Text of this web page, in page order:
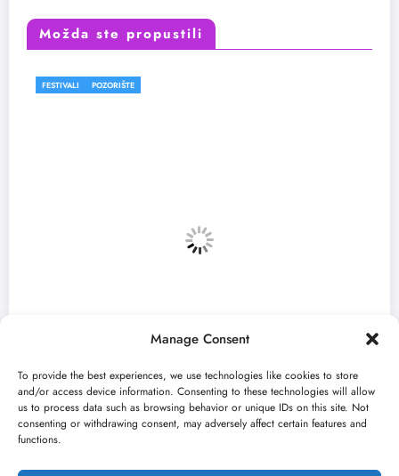
Manage Consent
To provide the best experiences, we use technologies like cookies to store
and/or access device information. Consenting to these technologies will allow
us to process data such as browsing behavior or unique IDs on this site. Not
consenting or withdrawing consent, may adversely affect certain features and
functions.
Možda ste propustili
u
„Najveći mali festival u